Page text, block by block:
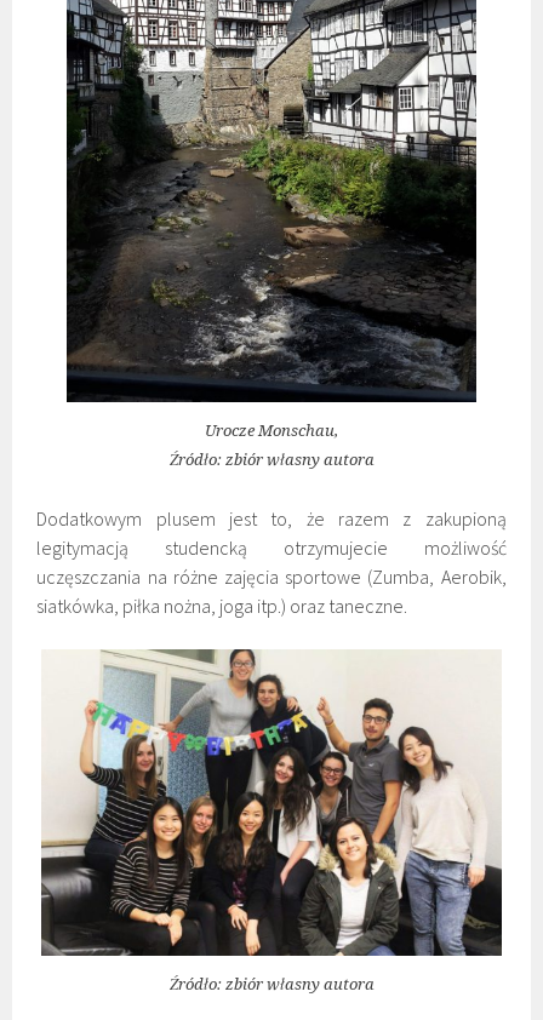
Urocze Monschau,
Źródło: zbiór własny autora
Dodatkowym plusem jest to, że razem z zakupioną
legitymacją studencką otrzymujecie możliwość
uczęszczania na różne zajęcia sportowe (Zumba, Aerobik,
siatkówka, piłka nożna, joga itp.) oraz taneczne.
Źródło: zbiór własny autora